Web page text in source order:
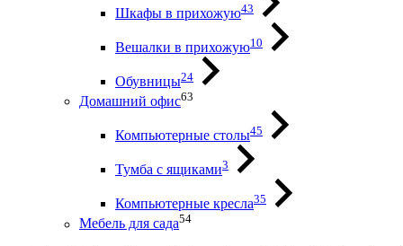
Шкафы в прихожую43
Вешалки в прихожую10
Обувницы24
Домашний офис63
Компьютерные столы45
Тумба с ящиками3
Компьютерные кресла35
Мебель для сада54